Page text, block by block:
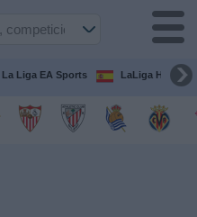
La Liga EA Sports LaLiga